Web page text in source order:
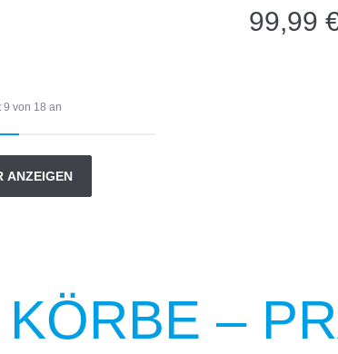
99,99
9 von 18 an
ANZEIGEN
–